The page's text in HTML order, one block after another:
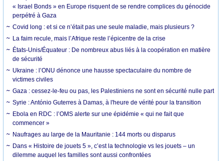
« Israel Bonds » en Europe risquent de se rendre complices du génocide
perpétré à Gaza
Covid long : et si ce n’était pas une seule maladie, mais plusieurs ?
La faim recule, mais l’Afrique reste l’épicentre de la crise
États-Unis/Équateur : De nombreux abus liés à la coopération en matière
de sécurité
Ukraine : l’ONU dénonce une hausse spectaculaire du nombre de
victimes civiles
Gaza : cessez-le-feu ou pas, les Palestiniens ne sont en sécurité nulle part
Syrie : António Guterres à Damas, à l'heure de vérité pour la transition
Ebola en RDC : l’OMS alerte sur une épidémie « qui ne fait que
commencer »
Naufrages au large de la Mauritanie : 144 morts ou disparus
Dans « Histoire de jouets 5 », c’est la technologie vs les jouets – un
dilemme auquel les familles sont aussi confrontées